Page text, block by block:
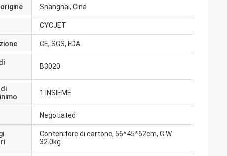
Shanghai, Cina
CYCJET
CE, SGS, FDA
B3020
1 INSIEME
Negotiated
Contenitore di cartone, 56*45*62cm, G.W
32.0kg